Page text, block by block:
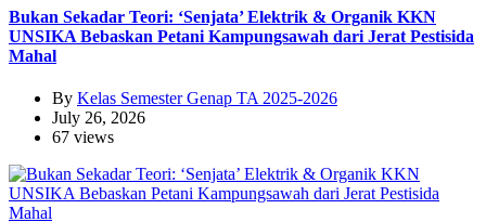
Bukan Sekadar Teori: ‘Senjata’ Elektrik & Organik KKN
UNSIKA Bebaskan Petani Kampungsawah dari Jerat Pestisida
Mahal
By Kelas Semester Genap TA 2025-2026
July 26, 2026
67 views